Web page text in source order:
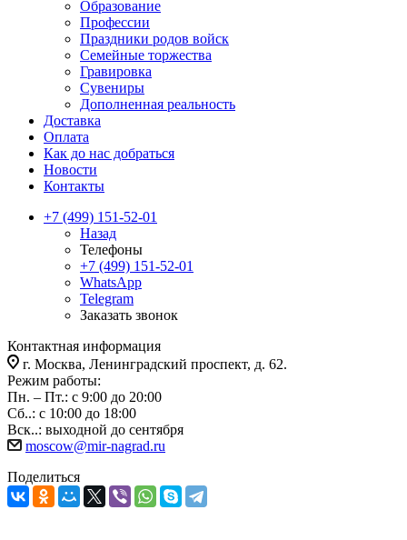
Образование
Профессии
Праздники родов войск
Семейные торжества
Гравировка
Сувениры
Дополненная реальность
Доставка
Оплата
Как до нас добраться
Новости
Контакты
+7 (499) 151-52-01
Назад
Телефоны
+7 (499) 151-52-01
WhatsApp
Telegram
Заказать звонок
Контактная информация
г. Москва, Ленинградский проспект, д. 62.
Режим работы:
Пн. – Пт.: с 9:00 до 20:00
Сб..: с 10:00 до 18:00
Вск..: выходной до сентября
moscow@mir-nagrad.ru
Поделиться